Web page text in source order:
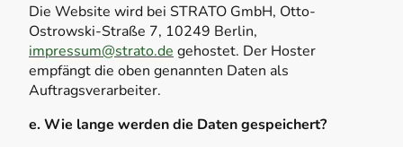
Die Website wird bei STRATO GmbH, Otto-
Ostrowski-Straße 7, 10249 Berlin,
impressum@strato.de gehostet. Der Hoster
empfängt die oben genannten Daten als
Auftragsverarbeiter.
e. Wie lange werden die Daten gespeichert?